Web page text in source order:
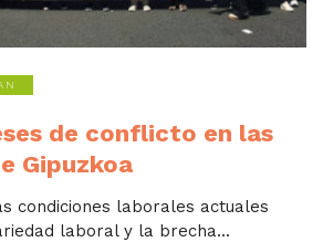
de conflicto en las
Gipuzkoa
condiciones laborales actuales
laboral y la brecha...